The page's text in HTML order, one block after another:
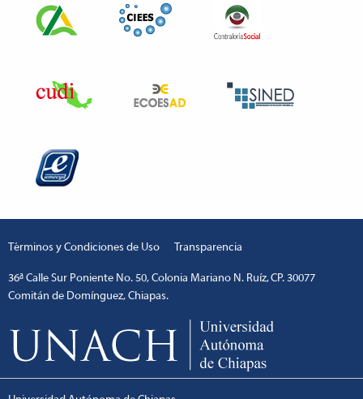
Términos y Condiciones de Uso Transparencia
36ª Calle Sur Poniente No. 50, Colonia Mariano N. Ruíz, CP. 30077
Comitán de Domínguez, Chiapas.